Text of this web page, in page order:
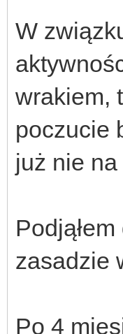
W
wrakiem,
poczucie
już nie
zasadzie
Po 4